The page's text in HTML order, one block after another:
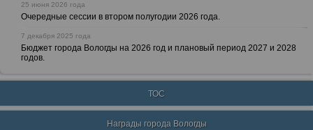
25 июня 2026 года
Очередные сессии в втором полугодии 2026 года.
7 декабря 2025 года
Бюджет города Вологды на 2026 год и плановый период 2027 и 2028
годов.
ТОС
Награды города Вологды